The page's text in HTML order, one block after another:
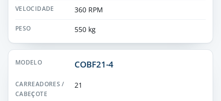
360 RPM
550 kg
COBF21-4
21